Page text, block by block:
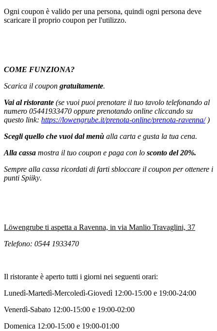
Ogni coupon è valido per una persona, quindi ogni persona deve
scaricare il proprio coupon per l'utilizzo.
COME FUNZIONA?
Scarica il coupon gratuitamente.
Vai al ristorante (se vuoi puoi prenotare il tuo tavolo telefonando al
numero 05441933470 oppure prenotando online cliccando su
questo link: https://lowengrube.it/prenota-online/prenota-ravenna/)
Scegli quello che vuoi dal menù alla carta e gusta la tua cena.
Alla cassa mostra il tuo coupon e paga con lo sconto del 20%.
Sempre alla cassa ricordati di farti sbloccare il coupon per ottenere i
punti Spiiky.
Löwengrube ti aspetta a Ravenna, in via Manlio Travaglini, 37
Telefono: 0544 1933470
Il ristorante è aperto tutti i giorni nei seguenti orari:
Lunedì-Martedì-Mercoledì-Giovedì 12:00-15:00 e 19:00-24:00
Venerdì-Sabato 12:00-15:00 e 19:00-02:00
Domenica 12:00-15:00 e 19:00-01:00